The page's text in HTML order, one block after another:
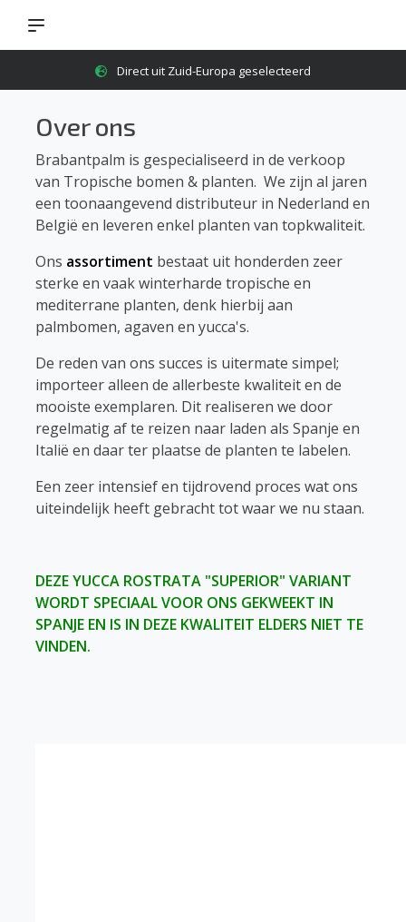
4,8 op Google reviews
Over ons
Brabantpalm is gespecialiseerd in de verkoop
van Tropische bomen & planten. We zijn al jaren
een toonaangevend distributeur in Nederland en
België en leveren enkel planten van topkwaliteit.
Ons assortiment bestaat uit honderden zeer
sterke en vaak winterharde tropische en
mediterrane planten, denk hierbij aan
palmbomen, agaven en yucca's.
De reden van ons succes is uitermate simpel;
importeer alleen de allerbeste kwaliteit en de
mooiste exemplaren. Dit realiseren we door
regelmatig af te reizen naar laden als Spanje en
Italië en daar ter plaatse de planten te labelen.
Een zeer intensief en tijdrovend proces wat ons
uiteindelijk heeft gebracht tot waar we nu staan.
DEZE YUCCA ROSTRATA "SUPERIOR" VARIANT
WORDT SPECIAAL VOOR ONS GEKWEEKT IN
SPANJE EN IS IN DEZE KWALITEIT ELDERS NIET TE
VINDEN.